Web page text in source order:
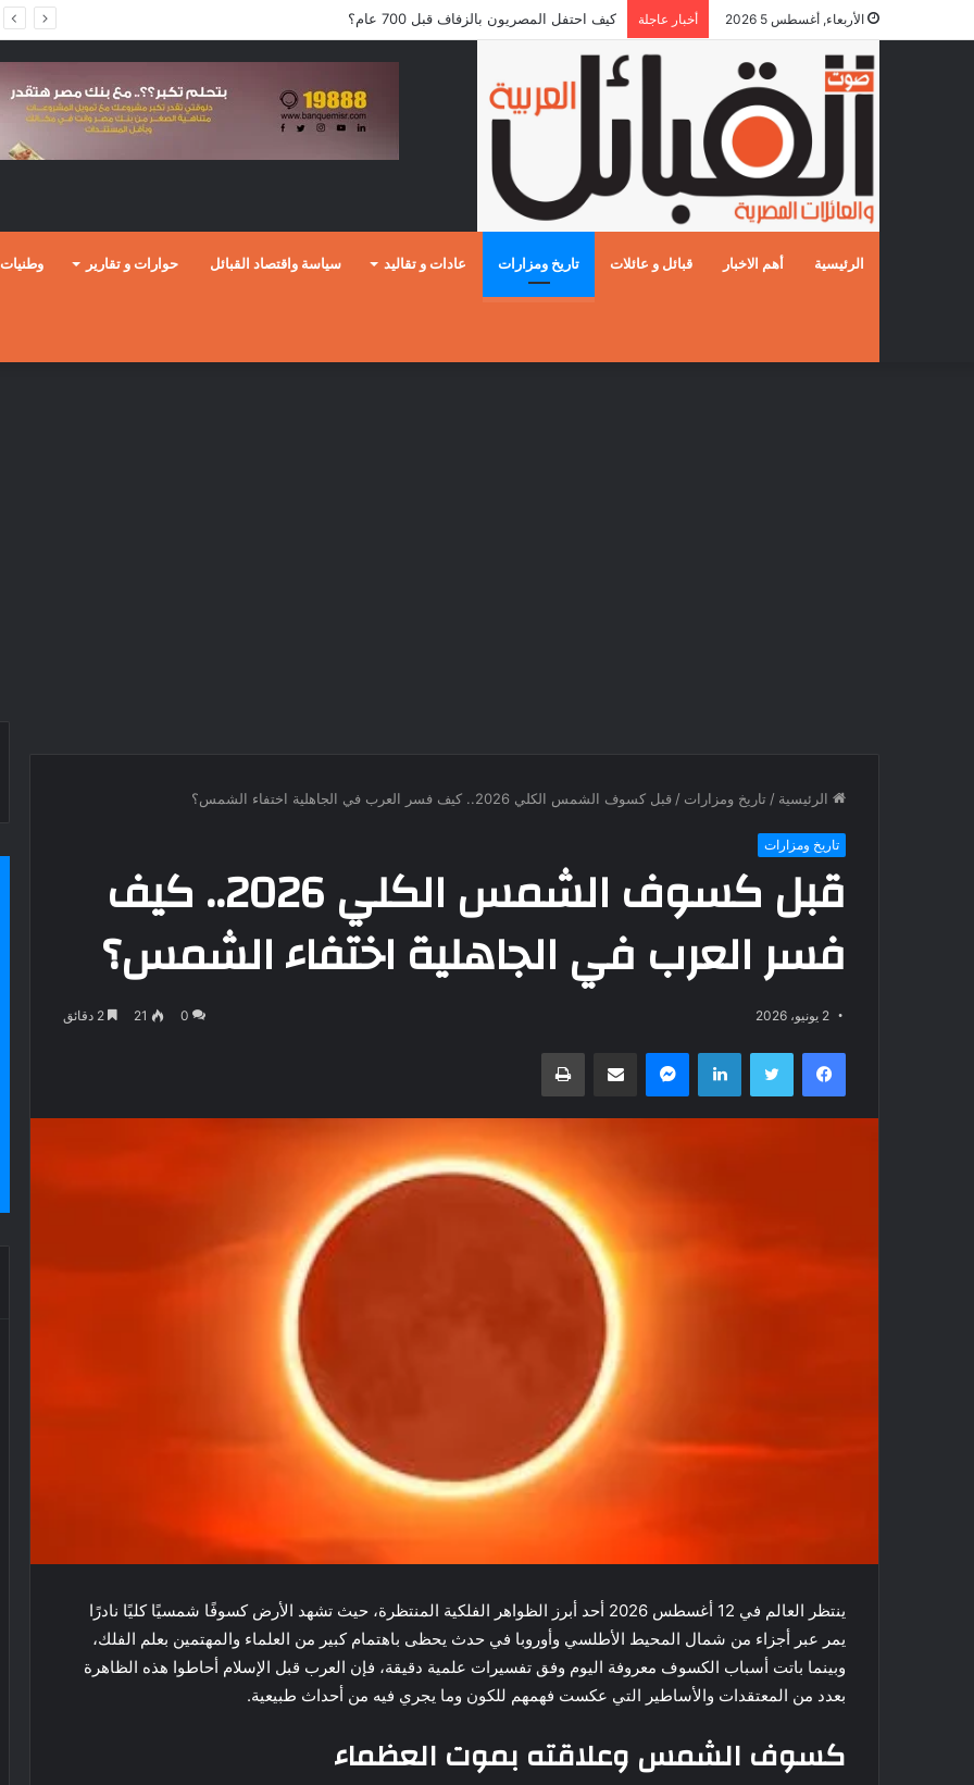
الأربعاء, أغسطس 5 2026 أخبار عاجلة كيف احتفل المصريون بالزفاف قبل 700 عام؟
الرئيسية أهم الاخبار قبائل و عائلات تاريخ ومزارات عادات و تقاليد سياسة واقتصاد القبائل حوارات و تقارير وطنيات
الرئيسية / تاريخ ومزارات / قبل كسوف الشمس الكلي 2026.. كيف فسر العرب في الجاهلية اختفاء الشمس؟
تاريخ ومزارات
قبل كسوف الشمس الكلي 2026.. كيف
فسر العرب في الجاهلية اختفاء الشمس؟
2 يونيو، 2026 0
21
فيسبوك تويتر لينكدإن ماسنجر مشاركة عبر البريد طباعة
ينتظر العالم في 12 أغسطس 2026 أحد أبرز الظواهر الفلكية المنتظرة، حيث تشهد الأرض كسوفًا شمسيًا كليًا نادرًا
يمر عبر أجزاء من شمال المحيط الأطلسي وأوروبا في حدث يحظى باهتمام كبير من العلماء والمهتمين بعلم الفلك،
وبينما باتت أسباب الكسوف معروفة اليوم وفق تفسيرات علمية دقيقة، فإن العرب قبل الإسلام أحاطوا هذه الظاهرة
بعدد من المعتقدات والأساطير التي عكست فهمهم للكون وما يجري فيه من أحداث طبيعية.
كسوف الشمس وعلاقته بموت العظماء